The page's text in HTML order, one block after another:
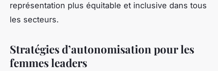
représentation plus équitable et inclusive dans tous
les secteurs.
Stratégies d’autonomisation pour les
femmes leaders